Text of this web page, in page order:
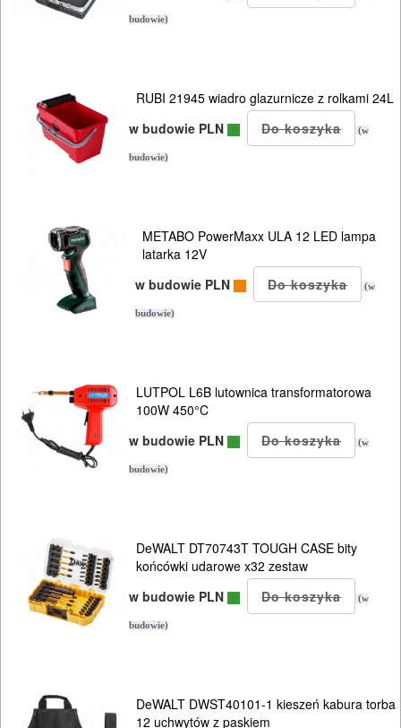
budowie)
RUBI 21945 wiadro glazurnicze z rolkami 24L
w budowie PLN
(w
budowie)
METABO PowerMaxx ULA 12 LED lampa
latarka 12V
w budowie PLN
(w
budowie)
LUTPOL L6B lutownica transformatorowa
100W 450°C
w budowie PLN
(w
budowie)
DeWALT DT70743T TOUGH CASE bity
końcówki udarowe x32 zestaw
w budowie PLN
(w
budowie)
DeWALT DWST40101-1 kieszeń kabura torba
12 uchwytów z paskiem